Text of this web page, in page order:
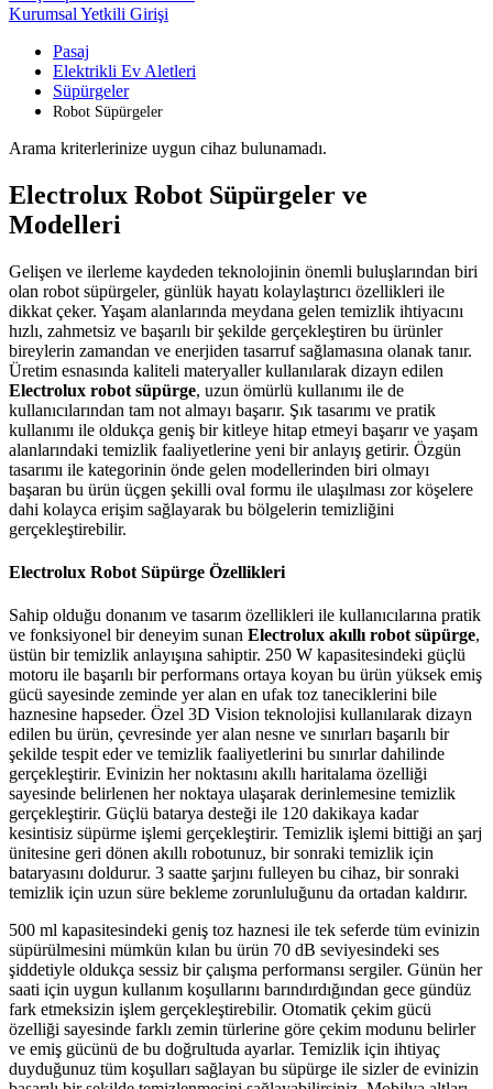
Kurumsal Yetkili Girişi
Pasaj
Elektrikli Ev Aletleri
Süpürgeler
Robot Süpürgeler
Arama kriterlerinize uygun cihaz bulunamadı.
Electrolux Robot Süpürgeler ve
Modelleri
Gelişen ve ilerleme kaydeden teknolojinin önemli buluşlarından biri
olan robot süpürgeler, günlük hayatı kolaylaştırıcı özellikleri ile
dikkat çeker. Yaşam alanlarında meydana gelen temizlik ihtiyacını
hızlı, zahmetsiz ve başarılı bir şekilde gerçekleştiren bu ürünler
bireylerin zamandan ve enerjiden tasarruf sağlamasına olanak tanır.
Üretim esnasında kaliteli materyaller kullanılarak dizayn edilen
Electrolux robot süpürge, uzun ömürlü kullanımı ile de
kullanıcılarından tam not almayı başarır. Şık tasarımı ve pratik
kullanımı ile oldukça geniş bir kitleye hitap etmeyi başarır ve yaşam
alanlarındaki temizlik faaliyetlerine yeni bir anlayış getirir. Özgün
tasarımı ile kategorinin önde gelen modellerinden biri olmayı
başaran bu ürün üçgen şekilli oval formu ile ulaşılması zor köşelere
dahi kolayca erişim sağlayarak bu bölgelerin temizliğini
gerçekleştirebilir.
Electrolux Robot Süpürge Özellikleri
Sahip olduğu donanım ve tasarım özellikleri ile kullanıcılarına pratik
ve fonksiyonel bir deneyim sunan Electrolux akıllı robot süpürge,
üstün bir temizlik anlayışına sahiptir. 250 W kapasitesindeki güçlü
motoru ile başarılı bir performans ortaya koyan bu ürün yüksek emiş
gücü sayesinde zeminde yer alan en ufak toz taneciklerini bile
haznesine hapseder. Özel 3D Vision teknolojisi kullanılarak dizayn
edilen bu ürün, çevresinde yer alan nesne ve sınırları başarılı bir
şekilde tespit eder ve temizlik faaliyetlerini bu sınırlar dahilinde
gerçekleştirir. Evinizin her noktasını akıllı haritalama özelliği
sayesinde belirlenen her noktaya ulaşarak derinlemesine temizlik
gerçekleştirir. Güçlü batarya desteği ile 120 dakikaya kadar
kesintisiz süpürme işlemi gerçekleştirir. Temizlik işlemi bittiği an şarj
ünitesine geri dönen akıllı robotunuz, bir sonraki temizlik için
bataryasını doldurur. 3 saatte şarjını fulleyen bu cihaz, bir sonraki
temizlik için uzun süre bekleme zorunluluğunu da ortadan kaldırır.
500 ml kapasitesindeki geniş toz haznesi ile tek seferde tüm evinizin
süpürülmesini mümkün kılan bu ürün 70 dB seviyesindeki ses
şiddetiyle oldukça sessiz bir çalışma performansı sergiler. Günün her
saati için uygun kullanım koşullarını barındırdığından gece gündüz
fark etmeksizin işlem gerçekleştirebilir. Otomatik çekim gücü
özelliği sayesinde farklı zemin türlerine göre çekim modunu belirler
ve emiş gücünü de bu doğrultuda ayarlar. Temizlik için ihtiyaç
duyduğunuz tüm koşulları sağlayan bu süpürge ile sizler de evinizin